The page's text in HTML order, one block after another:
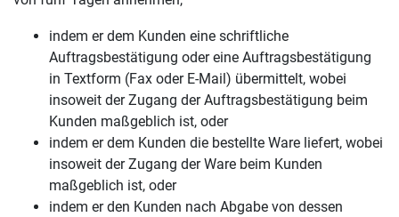
indem er dem Kunden eine schriftliche
Auftragsbestätigung oder eine Auftragsbestätigung
in Textform (Fax oder E-Mail) übermittelt, wobei
insoweit der Zugang der Auftragsbestätigung beim
Kunden maßgeblich ist, oder
indem er dem Kunden die bestellte Ware liefert, wobei
insoweit der Zugang der Ware beim Kunden
maßgeblich ist, oder
indem er den Kunden nach Abgabe von dessen